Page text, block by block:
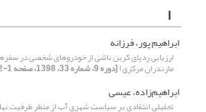
ا
ابراهیم پور، فرزانه
ارزیابی ردپای کربن ناشی از خودروهای شخصی در
مازندران مرکزی)[دوره 9، شماره 33، 1398، صفحه 1-22]
ابراهیم‌زاده، عیسی
تحلیلی انتقادی بر سیاست شهری آب از منظر ظرفیت